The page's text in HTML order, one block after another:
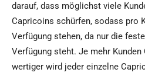
darauf, dass möglichst viele
Capricoins schürfen, sodass pro
Verfügung stehen, da nur die
Verfügung steht. Je mehr
wertiger wird jeder einzelne